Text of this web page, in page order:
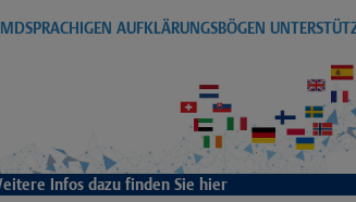
AUFKLÄRUNGSBÖGEN
Infos dazu finden Sie hier